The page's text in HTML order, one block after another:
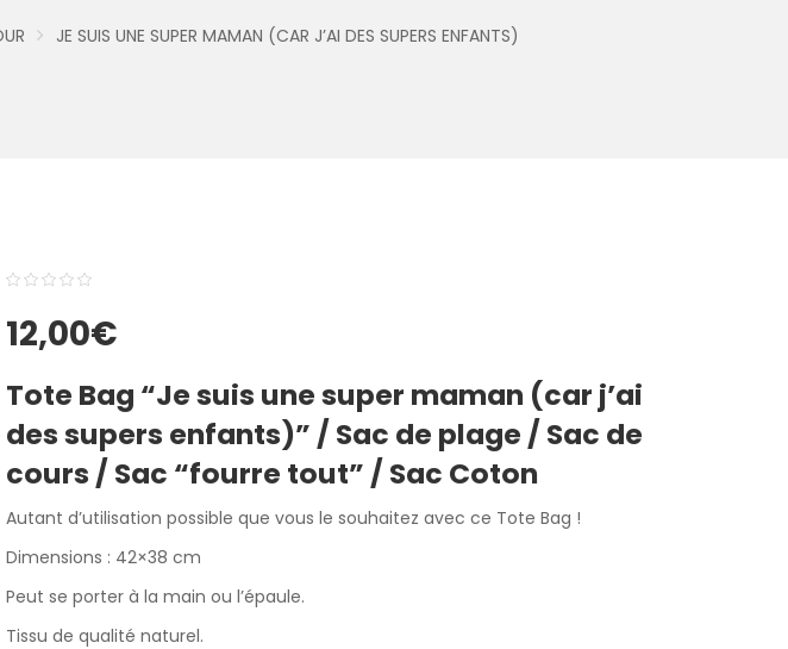
JE SUIS UNE SUPER MAMAN (CAR J’AI DES SUPERS ENFANTS)
out
based
on
ratings
12,00€
Tote Bag “Je suis une super maman (car j’ai
des supers enfants)” / Sac de plage / Sac de
cours / Sac “fourre tout” / Sac Coton
Autant d’utilisation possible que vous le souhaitez avec ce Tote Bag !
Dimensions : 42×38 cm
Peut se porter à la main ou l’épaule.
Tissu de qualité naturel.